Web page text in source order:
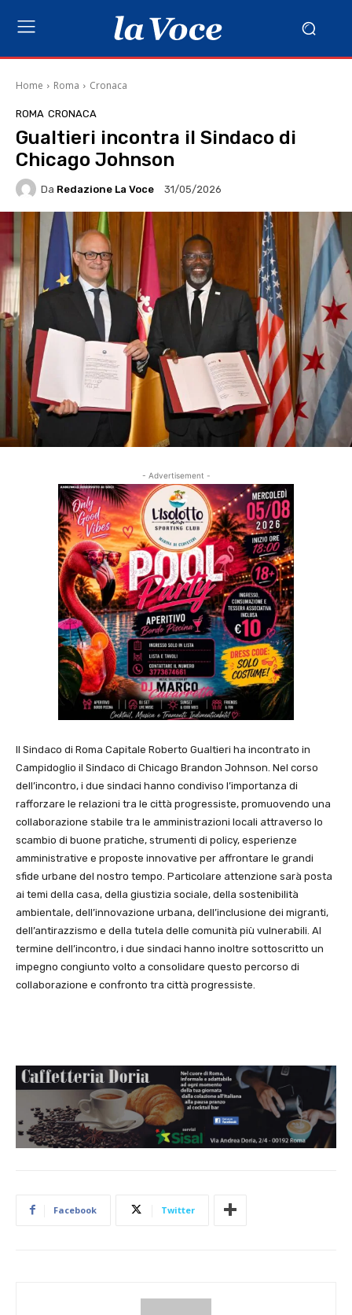
Home Roma Cronaca
ROMA CRONACA
Gualtieri incontra il Sindaco di
Chicago Johnson
Da Redazione La Voce 31/05/2026
- Advertisement -
Il Sindaco di Roma Capitale Roberto Gualtieri ha incontrato in
Campidoglio il Sindaco di Chicago Brandon Johnson. Nel corso
dell’incontro, i due sindaci hanno condiviso l’importanza di
rafforzare le relazioni tra le città progressiste, promuovendo una
collaborazione stabile tra le amministrazioni locali attraverso lo
scambio di buone pratiche, strumenti di policy, esperienze
amministrative e proposte innovative per affrontare le grandi
sfide urbane del nostro tempo. Particolare attenzione sarà posta
ai temi della casa, della giustizia sociale, della sostenibilità
ambientale, dell’innovazione urbana, dell’inclusione dei migranti,
dell’antirazzismo e della tutela delle comunità più vulnerabili. Al
termine dell’incontro, i due sindaci hanno inoltre sottoscritto un
impegno congiunto volto a consolidare questo percorso di
collaborazione e confronto tra città progressiste.
Facebook Twitter